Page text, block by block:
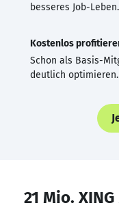
besseres Job-Leben.
Kostenlos
Schon als Basis-
deutlich optimieren.
21 Mio.